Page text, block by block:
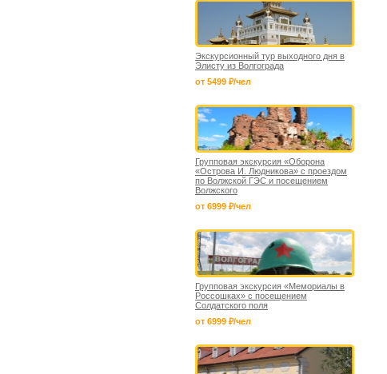
Экскурсионный тур выходного дня в
Элисту из Волгограда
от 5499 ₽/чел
Групповая экскурсия «Оборона
«Острова И. Людникова» с проездом
по Волжской ГЭС и посещением
Волжского
от 6999 ₽/чел
Групповая экскурсия «Мемориалы в
Россошках» с посещением
Солдатского поля
от 6999 ₽/чел